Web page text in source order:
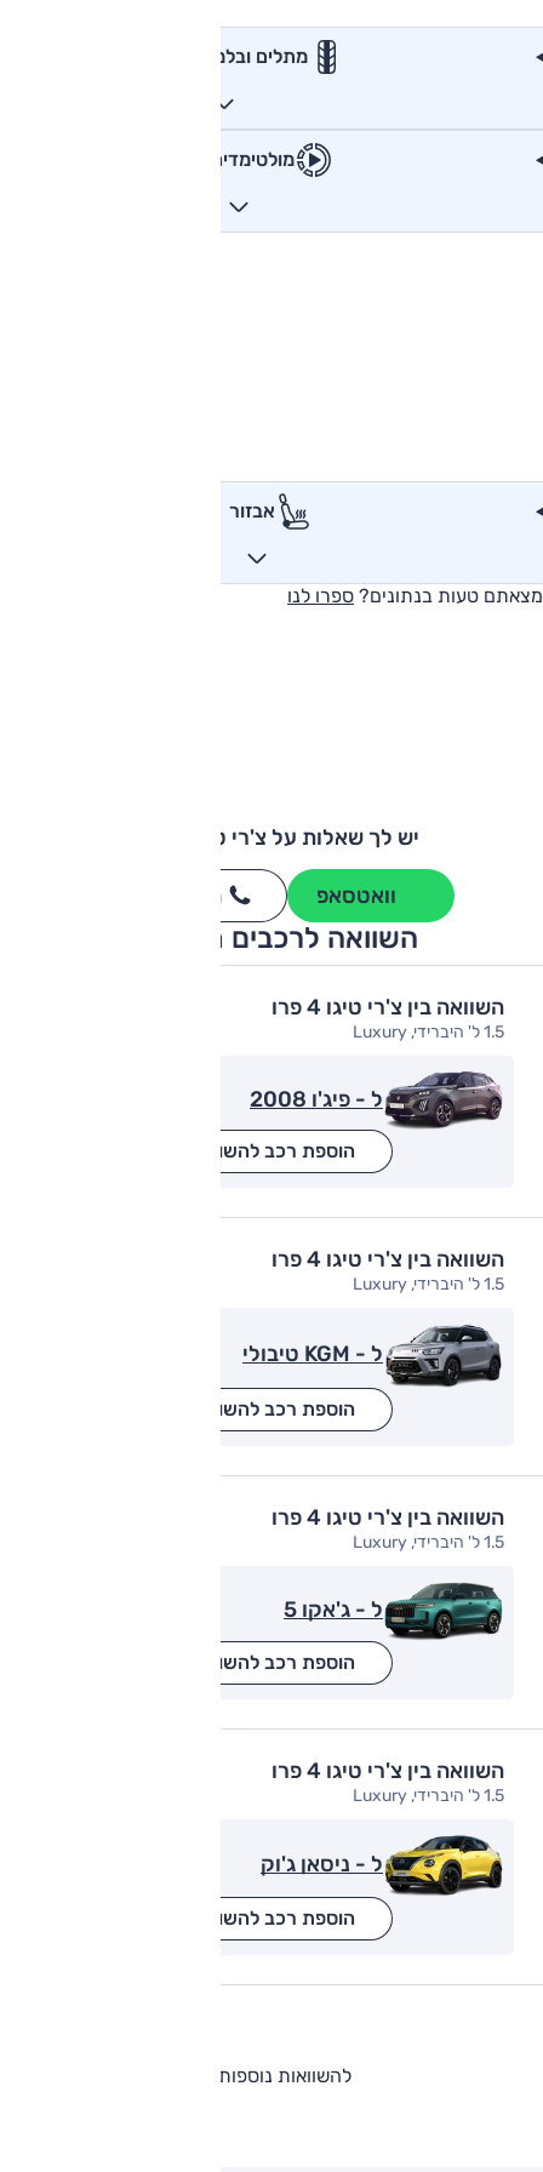
מתלים ובלמים
מולטימדיה
אבזור
מצאתם טעות בנתונים? ספרו לנו
יש לך שאלות על צ'רי טיגו 4 פרו?
וואטסאפ חייגו
השוואה לרכבים מתחרים
השוואה בין צ'רי טיגו 4 פרו
1.5 ל' היברידי, Luxury
ל - פיג'ו 2008
הוספת רכב להשוואה
השוואה בין צ'רי טיגו 4 פרו
1.5 ל' היברידי, Luxury
ל - KGM טיבולי
הוספת רכב להשוואה
השוואה בין צ'רי טיגו 4 פרו
1.5 ל' היברידי, Luxury
ל - ג'אקו 5
הוספת רכב להשוואה
השוואה בין צ'רי טיגו 4 פרו
1.5 ל' היברידי, Luxury
ל - ניסאן ג'וק
הוספת רכב להשוואה
להשוואות נוספות